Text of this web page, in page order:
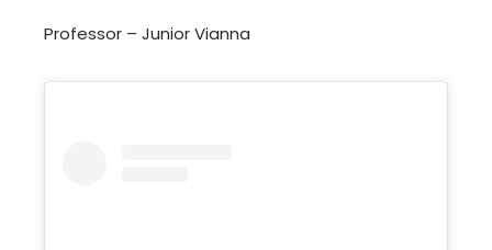
Professor – Junior Vianna